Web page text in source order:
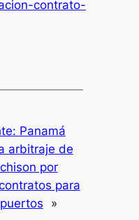
contrato-
Panamá
arbitraje de
por
para
»